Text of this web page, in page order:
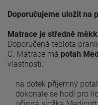
Doporučujeme uložit na
Matrace je středně
Doporučená teplota
C. Matrace má potah
vlastnosti:
na dotek příjemný
dokonale se hodí pro